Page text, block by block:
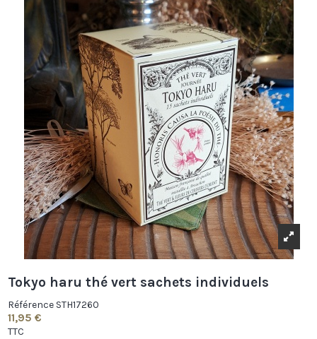
Tokyo haru thé vert sachets individuels
Référence STH17260
11,95 €
TTC